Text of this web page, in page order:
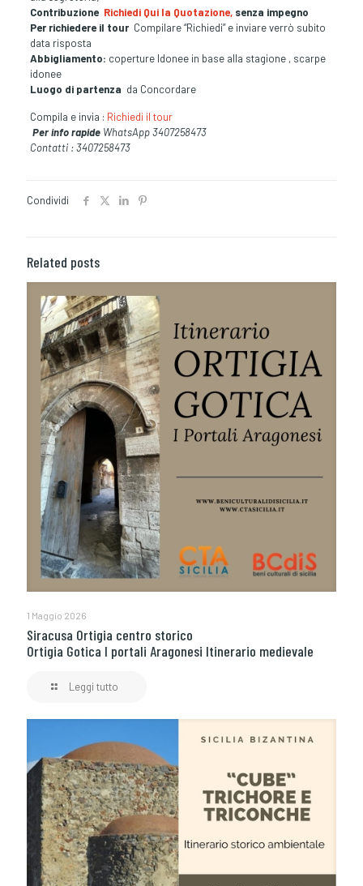
Contribuzione Richiedi Qui la Quotazione,senza impegno
Per richiedere il tourCompilare “Richiedi” e inviare verrò subito
data risposta
Abbigliamento: coperture Idonee in base alla stagione , scarpe
idonee
Luogo di partenza da Concordare
Compila e invia : Richiedi il tour
Per info rapide WhatsApp 3407258473
Contatti : 3407258473
Condividi
Related posts
1 Maggio 2026
Siracusa Ortigia centro storico
Ortigia Gotica I portali Aragonesi Itinerario medievale
Leggi tutto